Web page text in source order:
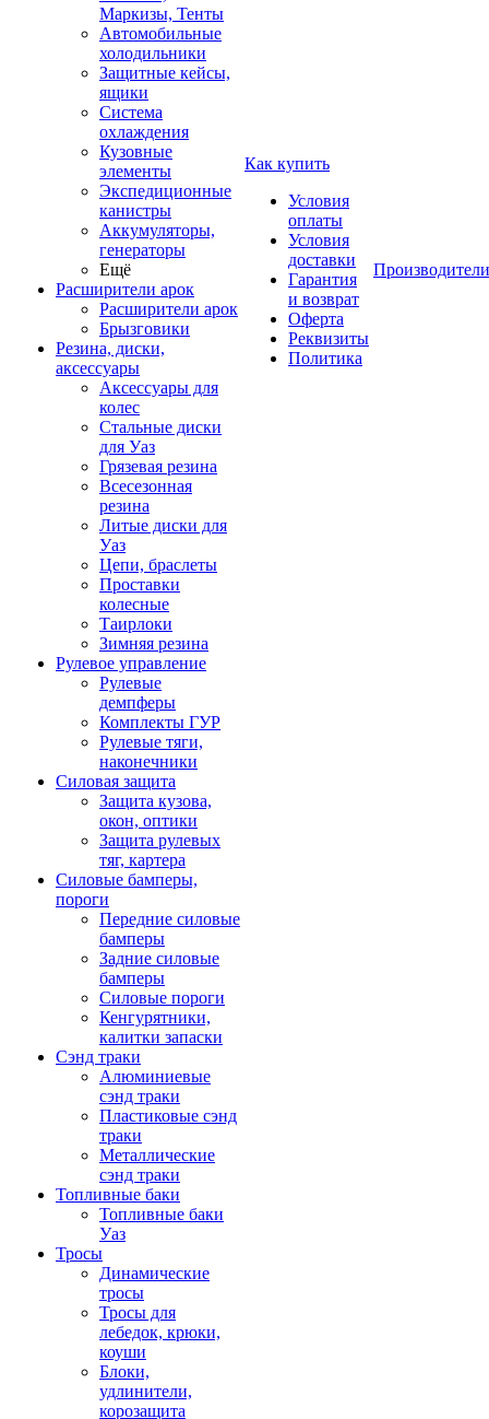
Маркизы, Тенты
Автомобильные
холодильники
Защитные кейсы,
ящики
Система
охлаждения
Кузовные
элементы
Экспедиционные
канистры
Аккумуляторы,
генераторы
Ещё
Расширители арок
Расширители арок
Брызговики
Резина, диски,
аксессуары
Аксессуары для
колес
Стальные диски
для Уаз
Грязевая резина
Всесезонная
резина
Литые диски для
Уаз
Цепи, браслеты
Проставки
колесные
Таирлоки
Зимняя резина
Рулевое управление
Рулевые
демпферы
Комплекты ГУР
Рулевые тяги,
наконечники
Силовая защита
Защита кузова,
окон, оптики
Защита рулевых
тяг, картера
Силовые бамперы,
пороги
Передние силовые
бамперы
Задние силовые
бамперы
Силовые пороги
Кенгурятники,
калитки запаски
Сэнд траки
Алюминиевые
сэнд траки
Пластиковые сэнд
траки
Металлические
сэнд траки
Топливные баки
Топливные баки
Уаз
Тросы
Динамические
тросы
Тросы для
лебедок, крюки,
коуши
Блоки,
удлинители,
корозащита
Как купить
Условия
оплаты
Условия
доставки
Гарантия
и возврат
Оферта
Реквизиты
Политика
Производители